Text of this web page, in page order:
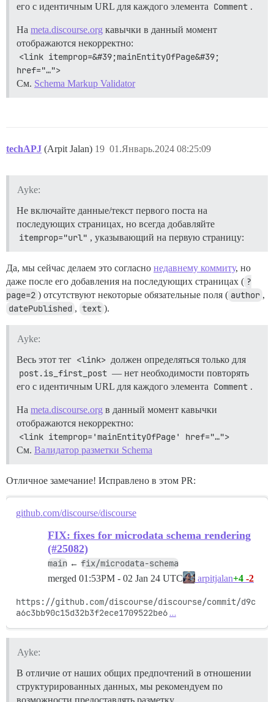
его с идентичным URL для каждого элемента Comment .
На meta.discourse.org кавычки в данный момент
отображаются некорректно:
<link itemprop=&#39;mainEntityOfPage&#39;
href="…">
См. Schema Markup Validator
techAPJ (Arpit Jalan) 01.Январь.2024 08:25:09
19
Ayke:
Не включайте данные/текст первого поста на
последующих страницах, но всегда добавляйте
itemprop="url" , указывающий на первую страницу:
Да, мы сейчас делаем это согласно недавнему коммиту, но
даже после его добавления на последующих страницах ( ?
page=2 ) отсутствуют некоторые обязательные поля ( author ,
datePublished , text ).
Ayke:
Весь этот тег <link> должен определяться только для
post.is_first_post — нет необходимости повторять
его с идентичным URL для каждого элемента Comment .
На meta.discourse.org в данный момент кавычки
отображаются некорректно:
<link itemprop='mainEntityOfPage' href="…">
См. Валидатор разметки Schema
Отличное замечание! Исправлено в этом PR:
github.com/discourse/discourse
FIX: fixes for microdata schema rendering
(#25082)
main ← fix/microdata-schema
merged 01:53PM - 02 Jan 24 UTC arpitjalan+4 -2
https://github.com/discourse/discourse/commit/d9c
a6c3bb90c15d32b3f2ece1709522be6 …
Ayke:
В отличие от наших общих предпочтений в отношении
структурированных данных, мы рекомендуем по